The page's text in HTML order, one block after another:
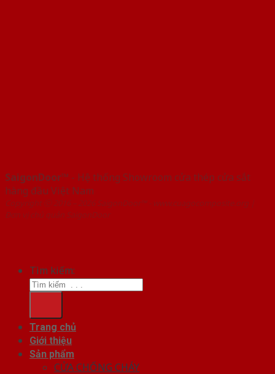
SaigonDoor™ - Hệ thống Showroom cửa thép cửa sắt
hàng đầu Việt Nam
Copyright ⓒ 2016 – 2026 SaigonDoor™ - www.cuagocomposite.org |
Đơn vị chủ quản SaigonDoor
Tìm kiếm:
Trang chủ
Giới thiệu
Sản phẩm
CỬA CHỐNG CHÁY